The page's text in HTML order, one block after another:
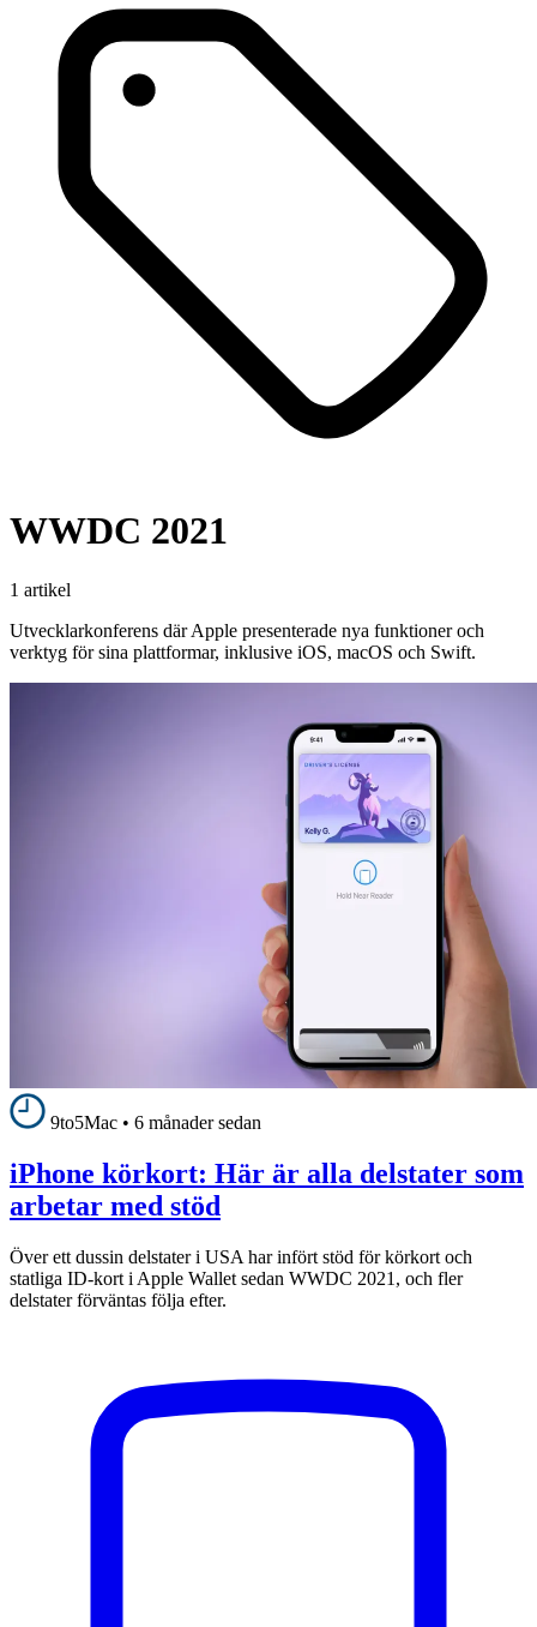
WWDC 2021
1 artikel
Utvecklarkonferens där Apple presenterade nya funktioner och
verktyg för sina plattformar, inklusive iOS, macOS och Swift.
9to5Mac • 6 månader sedan
iPhone körkort: Här är alla delstater som
arbetar med stöd
Över ett dussin delstater i USA har infört stöd för körkort och
statliga ID-kort i Apple Wallet sedan WWDC 2021, och fler
delstater förväntas följa efter.